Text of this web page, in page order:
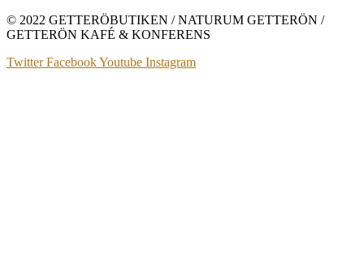
© 2022 GETTERÖBUTIKEN / NATURUM GETTERÖN /
GETTERÖN KAFÉ & KONFERENS
Twitter FacebookYoutube Instagram